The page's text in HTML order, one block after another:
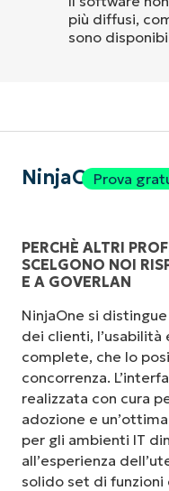
più diffusi,
sono
NinjaOneProva
PERCHÈ ALTRI
SCELGONO NOI
E A GOVERLAN
NinjaOne si
dei clienti,
complete, che lo
concorrenza.
realizzata con cura
adozione e
per gli ambienti IT
all’esperienza
solido set di